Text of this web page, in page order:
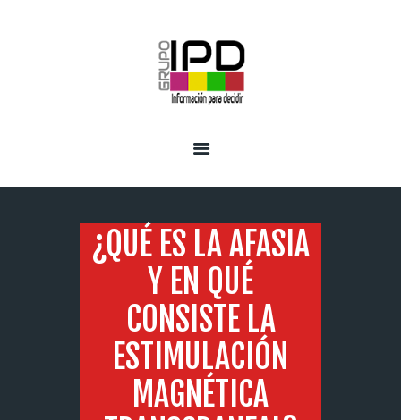
¿QUÉ ES LA AFASIA
Y EN QUÉ
CONSISTE LA
ESTIMULACIÓN
MAGNÉTICA